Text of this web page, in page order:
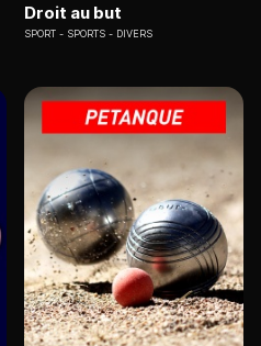
Droit au but
SPORT SPORTS - DIVERS